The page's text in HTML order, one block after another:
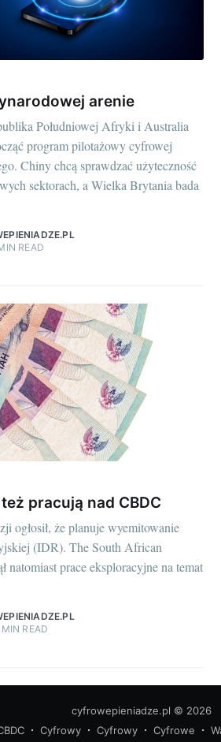
arenie
Południowej Afryki i Australia
program pilotażowy cyfrowej
Chiny chcą sprawdzać użyteczność
sektorach, a Wielka Brytania bada
READ
pracują nad CBDC
ogłosił, że planuje wyemitowanie
(IDR). The South African
natomiast prace eksploracyjne na temat
READ
cyfrowepieniadze.pl © 2026
Cyfrowy Cyfrowy Cyfrowe